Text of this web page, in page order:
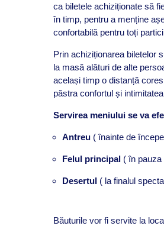
ca biletele achiziționate să
în timp, pentru a menține
confortabilă pentru toți
Prin achiziționarea biletelor
la masă alături de alte
același timp o distanță
păstra confortul și
Servirea meniului se va
Antreu( înainte de
Felul principal( în pauza
Desertul( la finalul
Băuturile vor fi servite la